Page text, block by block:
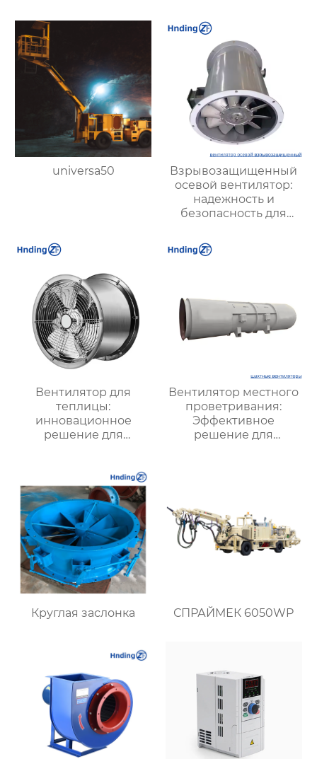
надежной вентиляции
вентиляции и
безопасности
universa50
Взрывозащищенный
осевой вентилятор:
надежность и
безопасность для
Вентилятор для
теплицы:
инновационное
решение для
теплицах и
агропредприятиях
Вентилятор местного
проветривания:
Эффективное
решение для
Круглая заслонка СПРАЙМЕК 6050WP